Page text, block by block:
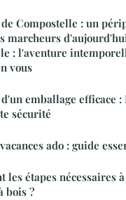
Compostelle : un
marcheurs
: l'aventure
vous
emballage efficace :
sécurité
ado : guide
les étapes nécessaires
bois ?